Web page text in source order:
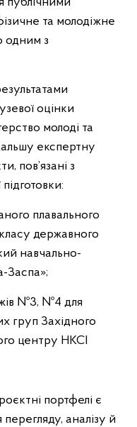
та молодіжне
одним з
оцінки
молоді та
експертну
пов’язані з
плавального
державного
навчально-
Заспа»;
№3, №4 для
груп Західного
центру НКСІ
портфелі є
аналізу й